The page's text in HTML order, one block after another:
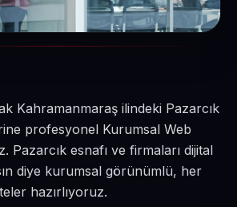
Kahramanmaraş ilindeki Pazarcık
profesyonel Kurumsal Web
Pazarcık esnafı ve firmaları dijital
diye kurumsal görünümlü, her
hazırlıyoruz.